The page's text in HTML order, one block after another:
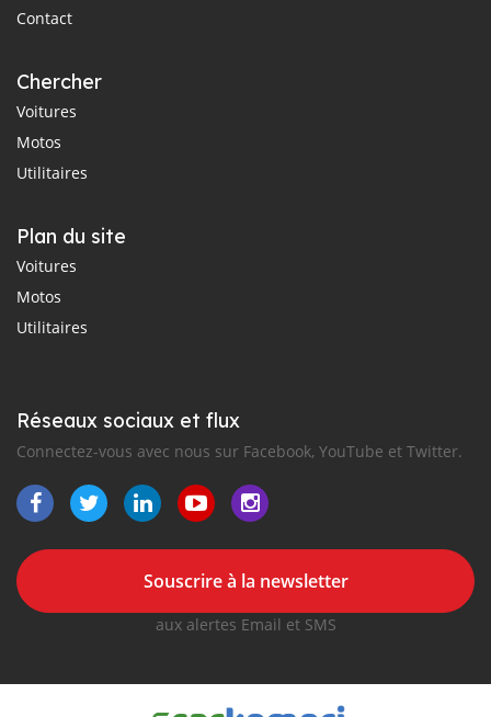
Contact
Chercher
Voitures
Motos
Utilitaires
Plan du site
Voitures
Motos
Utilitaires
Réseaux sociaux et flux
Connectez-vous avec nous sur Facebook, YouTube et Twitter.
Souscrire à la newsletter
aux alertes Email et SMS